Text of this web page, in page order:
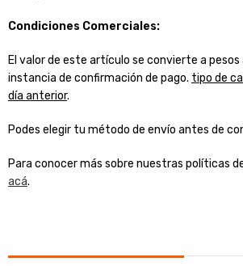
Condiciones Comerciales:
El valor de este artículo se convierte a
instancia de confirmación de pago. tipo de
día anterior.
Podes elegir tu método de envío antes de
Para conocer más sobre nuestras políticas
acá.